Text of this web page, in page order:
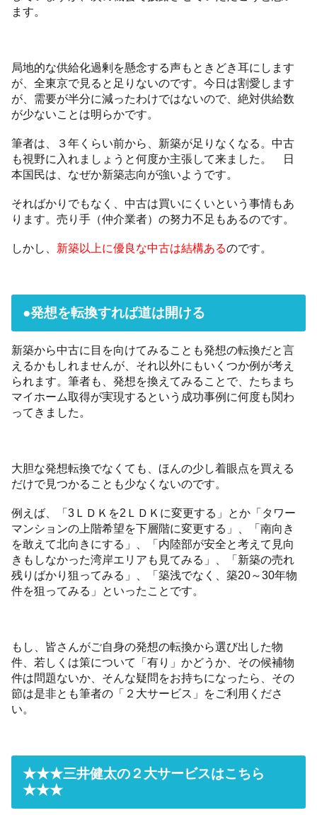
ます。
局地的な供給化過剰を懸念する声もときどき耳にします
が、全東京で見ると足りないのです。今日は割愛します
が、需要が半分に減ったわけではないので、絶対供給数
が少ないことは明らかです。
筆者は、３年くらい前から、新築が足りなくなる。中古
も視野に入れましょうと何度か主張して来ました。 日
本国民は、なぜか新築志向が強いようです。
そればかりでもなく、中古は買いにくいという事情もあ
ります。売り手（仲介業者）の努力不足もあるのです。
しかし、 新築以上に優良な中古は結構あるのです。
●発想を転換すれば道は開ける
新築から中古に目を向けてみることも発想の転換だと言
えるかもしれませんが、それ以外にもいくつか例が考え
られます。筆者も、発想を換えてみることで、たちまち
マイホーム取得が実現するという成功事例に何度も関わ
ってきました。
大胆な発想転換でなくても、ほんの少し着眼点を買える
だけで見つかることも少なくないのです。
例えば、「3ＬＤＫを2ＬＤＫに変更する」とか「タワー
マンションの上階希望を下層階に変更する」、「南向き
を敢えて北向きにする」、「内陸部が安全と考えて見向
きもしなかった湾岸エリアも見てみる」、「新築の売れ
残りばかり狙ってみる」、「築浅でなく、築20～30年物
件を狙ってみる」といったことです。
もし、皆さんがご自身の発想の転換から選び出した物
件、若しくは策について「有り」かどうか、その候補物
件は問題ないか、そんな疑問をお持ちになったら、その
節は是非とも筆者の「２大サービス」をご利用くださ
い。
★★★三井健太の２大サービスはこちら
★★★